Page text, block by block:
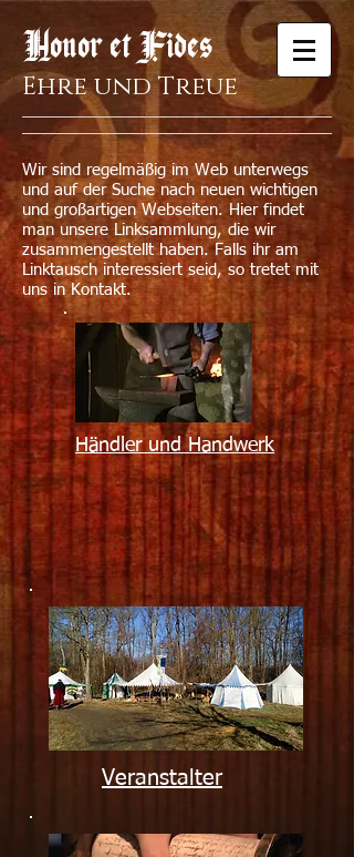
Honor et Fides
Ehre und Treue
Wir sind regelmäßig im Web unterwegs
und auf der Suche nach neuen wichtigen
und großartigen Webseiten. Hier findet
man unsere Linksammlung, die wir
zusammengestellt haben. Falls ihr am
Linktausch interessiert seid, so tretet mit
uns in Kontakt.
Händler und Handwerk
Veranstalter